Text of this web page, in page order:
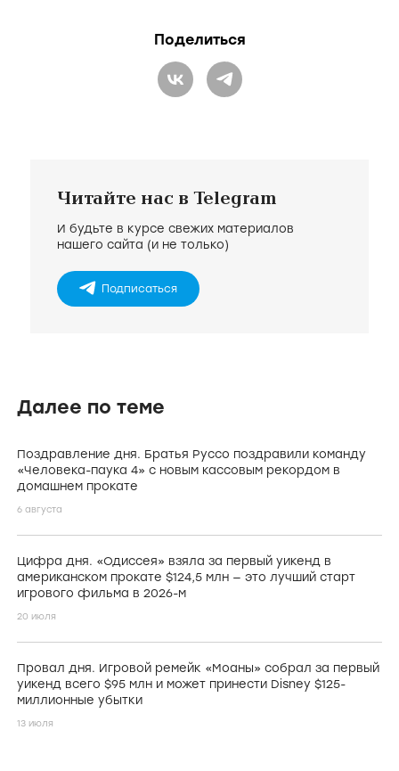
o
Поделиться
Читайте нас в Telegram
И будьте в курсе свежих материалов
нашего сайта (и не только)
Подписаться
Далее по теме
Поздравление дня. Братья Руссо поздравили команду
«Человека-паука 4» с новым кассовым рекордом в
домашнем прокате
6 августа
Цифра дня. «Одиссея» взяла за первый уикенд в
американском прокате $124,5 млн — это лучший старт
игрового фильма в 2026-м
20 июля
Провал дня. Игровой ремейк «Моаны» собрал за первый
уикенд всего $95 млн и может принести Disney $125-
миллионные убытки
13 июля